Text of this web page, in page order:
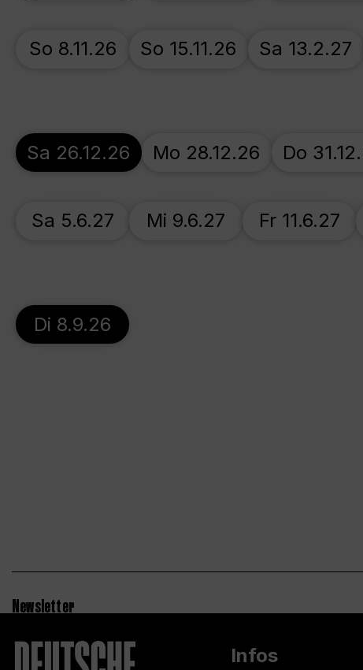
So 8.11.26 So 15.11.26 Sa 13.2.27
Sa 26.12.26 Mo 28.12.26 Do
Sa 5.6.27 Mi 9.6.27 Fr 11.6.27
Di 8.9.26
Newsletter
Infos